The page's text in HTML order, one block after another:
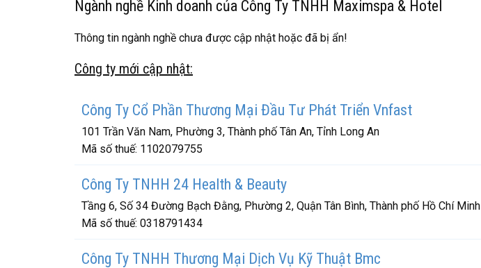
Ngành nghề Kinh doanh của Công Ty TNHH Maximspa & Hotel
Thông tin ngành nghề chưa được cập nhật hoặc đã bị ẩn!
Công ty mới cập nhật:
Công Ty Cổ Phần Thương Mại Đầu Tư Phát Triển Vnfast
101 Trần Văn Nam, Phường 3, Thành phố Tân An, Tỉnh Long An
Mã số thuế: 1102079755
Công Ty TNHH 24 Health & Beauty
Tầng 6, Số 34 Đường Bạch Đằng, Phường 2, Quận Tân Bình, Thành phố Hồ Chí Minh
Mã số thuế: 0318791434
Công Ty TNHH Thương Mại Dịch Vụ Kỹ Thuật Bmc